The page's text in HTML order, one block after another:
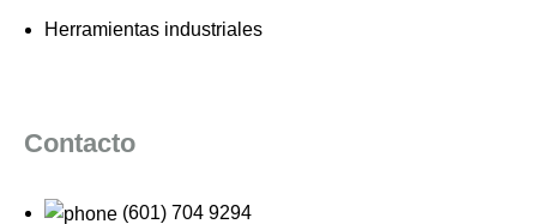
Herramientas industriales
Contacto
(601) 704 9294